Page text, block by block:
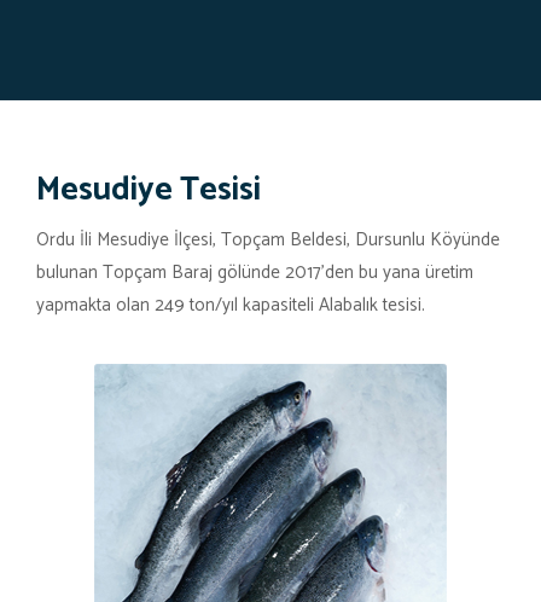
Mesudiye Tesisi
Ordu İli Mesudiye İlçesi, Topçam Beldesi, Dursunlu Köyünde
bulunan Topçam Baraj gölünde 2017’den bu yana üretim
yapmakta olan 249 ton/yıl kapasiteli Alabalık tesisi.